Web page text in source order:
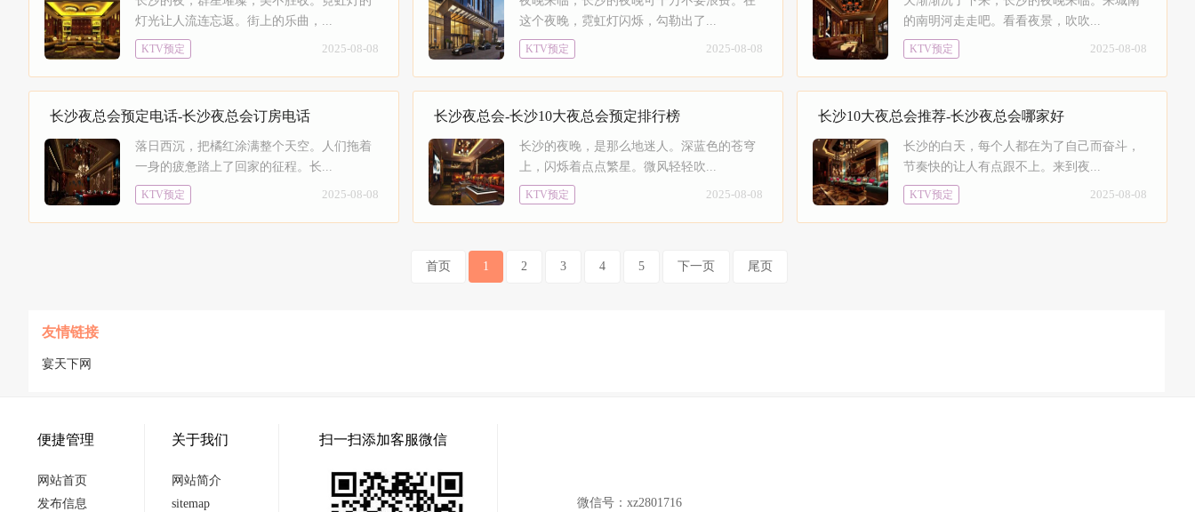
灯光让人流连忘返。街上的乐曲，...
KTV预定 2025-08-08
这个夜晚，霓虹灯闪烁，勾勒出了...
KTV预定 2025-08-08
的南明河走走吧。看看夜景，吹吹...
KTV预定 2025-08-08
长沙夜总会预定电话-长沙夜总会订房电话
落日西沉，把橘红涂满整个天空。人们拖着
一身的疲惫踏上了回家的征程。长...
KTV预定 2025-08-08
长沙夜总会-长沙10大夜总会预定排行榜
长沙的夜晚，是那么地迷人。深蓝色的苍穹
上，闪烁着点点繁星。微风轻轻吹...
KTV预定 2025-08-08
长沙10大夜总会推荐-长沙夜总会哪家好
长沙的白天，每个人都在为了自己而奋斗，
节奏快的让人有点跟不上。来到夜...
KTV预定 2025-08-08
首页 1 2 3 4 5 下一页 尾页
友情链接
宴天下网
便捷管理
网站首页
发布信息
关于我们
网站简介
sitemap
扫一扫添加客服微信
微信号： xz2801716